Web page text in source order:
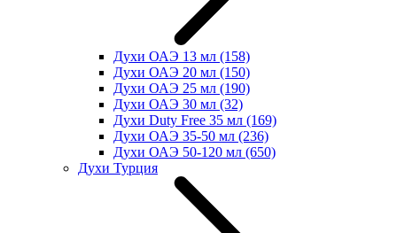
Духи ОАЭ 13 мл (158)
Духи ОАЭ 20 мл (150)
Духи ОАЭ 25 мл (190)
Духи ОАЭ 30 мл (32)
Духи Duty Free 35 мл (169)
Духи ОАЭ 35-50 мл (236)
Духи ОАЭ 50-120 мл (650)
Духи Турция